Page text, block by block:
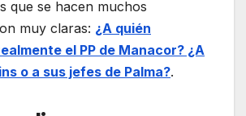
que se hacen muchos
muy claras: ¿A quién
el PP de Manacor? ¿A
o a sus jefes de Palma?.